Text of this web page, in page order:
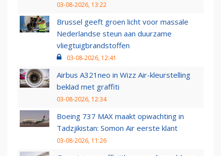
03-08-2026, 13:22
Brussel geeft groen licht voor massale
Nederlandse steun aan duurzame
vliegtuigbrandstoffen
03-08-2026, 12:41
Airbus A321neo in Wizz Air-kleurstelling
beklad met graffiti
03-08-2026, 12:34
Boeing 737 MAX maakt opwachting in
Tadzjikistan: Somon Air eerste klant
03-08-2026, 11:26